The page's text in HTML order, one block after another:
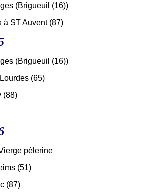
(Brigueuil (16))
à ST Auvent (87)
(Brigueuil (16))
(65)
(88)
pèlerine
(51)
(87)